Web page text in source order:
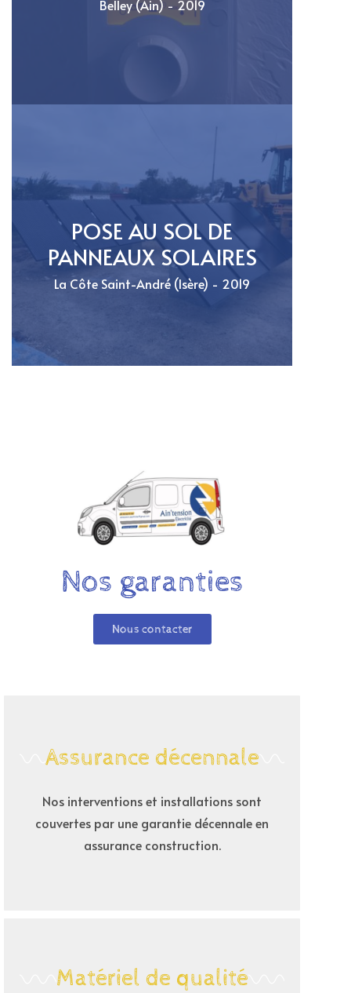
Belley (Ain) - 2019
POSE AU SOL DE
PANNEAUX SOLAIRES
La Côte Saint-André (Isère) - 2019
Nos garanties
Nous contacter
Assurance décennale
Nos interventions et installations sont
couvertes par une garantie décennale en
assurance construction.
Matériel de qualité